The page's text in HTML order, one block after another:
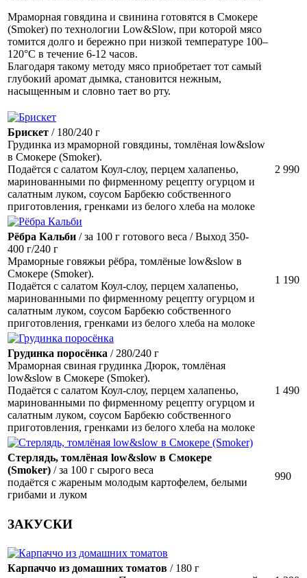
Мраморная говядина и свинина готовятся в Смокере
(Smoker) по технологии Low&Slow, при которой мясо
томится долго и бережно при низкой температуре 100–
120°C в течение 6-12 часов.
Благодаря такому методу мясо приобретает тот самый
глубокий аромат дымка, становится нежным,
насыщенным и словно тает во рту.
Брискет / 180/240 г
Грудинка из мраморной говядины, томлёная low&slow
в Смокере (Smoker).
Подаётся с салатом Коул-слоу, перцем халапеньо,
маринованными по фирменному рецепту огурцом и
салатным луком, соусом Барбекю собственного
приготовления, гренками из белого хлеба на молоке
2 990
Рёбра Кальби / за 100 г готового веса / Выход 350-
400 г/240 г
Мраморные говяжьи рёбра, томлёные low&slow в
Смокере (Smoker).
Подаётся с салатом Коул-слоу, перцем халапеньо,
маринованными по фирменному рецепту огурцом и
салатным луком, соусом Барбекю собственного
приготовления, гренками из белого хлеба на молоке
1 190
Грудинка поросёнка / 280/240 г
Мраморная свиная грудинка Дюрок, томлёная
low&slow в Смокере (Smoker).
Подаётся с салатом Коул-слоу, перцем халапеньо,
маринованными по фирменному рецепту огурцом и
салатным луком, соусом Барбекю собственного
приготовления, гренками из белого хлеба на молоке
1 490
Стерлядь, томлёная low&slow в Смокере
(Smoker) / за 100 г сырого веса
подаётся с жареным молодым картофелем, белыми
грибами и луком
990
ЗАКУСКИ
Карпаччо из домашних томатов / 180 г